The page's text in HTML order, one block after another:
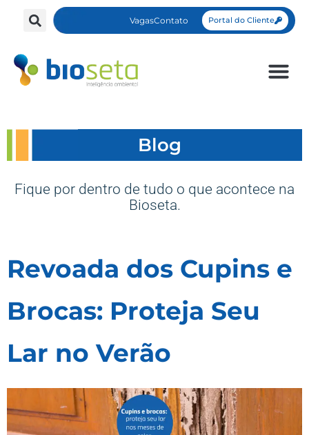
VagasContato Portal do Cliente
Blog
Fique por dentro de tudo o que acontece na
Bioseta.
Revoada dos Cupins e
Brocas: Proteja Seu
Lar no Verão